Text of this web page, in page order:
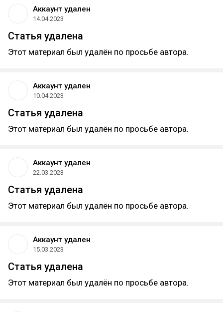
Аккаунт удален
14.04.2023
Статья удалена
Этот материал был удалён по просьбе автора.
Аккаунт удален
10.04.2023
Статья удалена
Этот материал был удалён по просьбе автора.
Аккаунт удален
22.03.2023
Статья удалена
Этот материал был удалён по просьбе автора.
Аккаунт удален
15.03.2023
Статья удалена
Этот материал был удалён по просьбе автора.